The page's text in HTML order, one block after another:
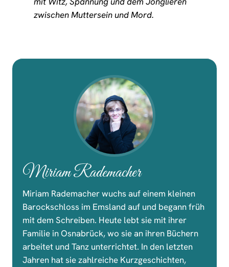
zwischen Muttersein und Mord.
Miriam Rademacher
Miriam Rademacher wuchs auf einem kleinen
Barockschloss im Emsland auf und begann früh
mit dem Schreiben. Heute lebt sie mit ihrer
Familie in Osnabrück, wo sie an ihren Büchern
arbeitet und Tanz unterrichtet. In den letzten
Jahren hat sie zahlreiche Kurzgeschichten,